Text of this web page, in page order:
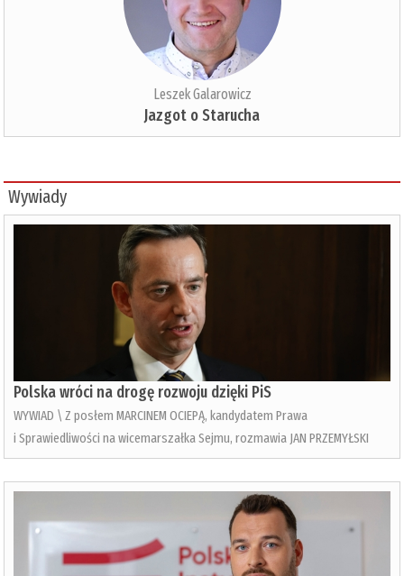
Leszek Galarowicz
Jazgot o Starucha
Wywiady
Polska wróci na drogę rozwoju dzięki PiS
WYWIAD \ Z posłem MARCINEM OCIEPĄ, kandydatem Prawa
i Sprawiedliwości na wicemarszałka Sejmu, rozmawia JAN PRZEMYŁSKI